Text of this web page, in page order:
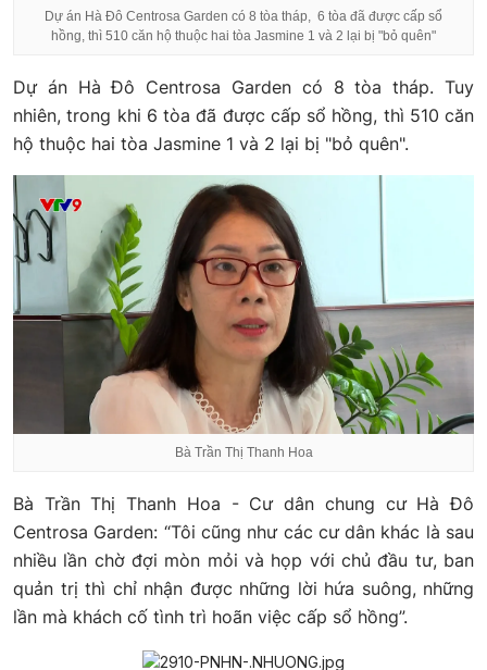
Dự án Hà Đô Centrosa Garden có 8 tòa tháp, 6 tòa đã được cấp sổ
hồng, thì 510 căn hộ thuộc hai tòa Jasmine 1 và 2 lại bị "bỏ quên"
Dự án Hà Đô Centrosa Garden có 8 tòa tháp. Tuy
nhiên, trong khi 6 tòa đã được cấp sổ hồng, thì 510 căn
hộ thuộc hai tòa Jasmine 1 và 2 lại bị "bỏ quên".
Bà Trần Thị Thanh Hoa
Bà Trần Thị Thanh Hoa - Cư dân chung cư Hà Đô
Centrosa Garden: “Tôi cũng như các cư dân khác là sau
nhiều lần chờ đợi mòn mỏi và họp với chủ đầu tư, ban
quản trị thì chỉ nhận được những lời hứa suông, những
lần mà khách cố tình trì hoãn việc cấp sổ hồng”.